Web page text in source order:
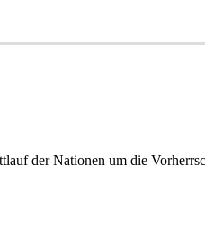
der Nationen um die